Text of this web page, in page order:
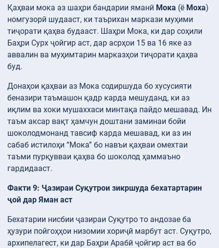
Қаҳваи мока аз шаҳри бандарии яманӣ Мока (ё Моха)
номгузорӣ шудааст, ки таърихан маркази муҳими
тиҷорати қаҳва будааст. Шаҳри Мока, ки дар соҳили
Баҳри Сурх ҷойгир аст, дар асрҳои 15 ва 16 яке аз
аввалин ва муҳимтарин марказҳои тиҷорати қаҳва
буд.
Донаҳои қаҳваи аз Мока содиршуда бо хусусияти
беназири таъмашон қадр карда мешуданд, ки аз
иқлим ва хоки мушаххаси минтақа пайдо мешавад. Ин
таъм аксар вақт ҳамчун доштани заминаи бойи
шоколодмонанд тавсиф карда мешавад, ки аз ин
сабаб истилоҳи “Мока” бо навъи қаҳваи омехтаи
таъми пурқувваи қаҳва бо шоколод ҳаммаъно
гардидааст.
Факти 9: Ҷазираи Суқутрои зикршуда бехатартарин
ҷой дар Яман аст
Бехатарии нисбии ҷазираи Суқутро то андозае ба
ҳузури пойгоҳҳои низомии хориҷӣ марбут аст. Суқутро,
архипелагест, ки дар Баҳри Арабӣ ҷойгир аст ва бо